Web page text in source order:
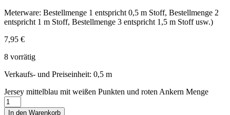
Meterware: Bestellmenge 1 entspricht 0,5 m Stoff, Bestellmenge 2
entspricht 1 m Stoff, Bestellmenge 3 entspricht 1,5 m Stoff usw.)
7,95 €
8 vorrätig
Verkaufs- und Preiseinheit: 0,5 m
Jersey mittelblau mit weißen Punkten und roten Ankern Menge
In den Warenkorb